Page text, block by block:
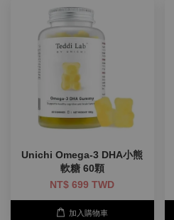
Unichi Omega-3 DHA小熊
軟糖 60顆
NT$ 699 TWD
加入購物車